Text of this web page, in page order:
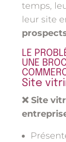
temps,
leur site
LE
UNE
Site
❌ Site